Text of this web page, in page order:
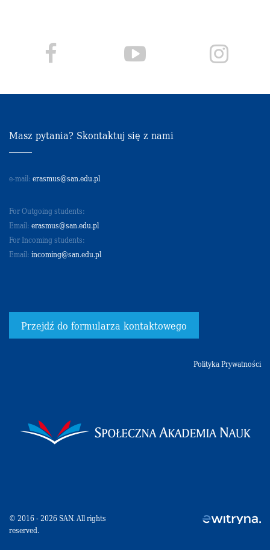
Masz pytania? Skontaktuj się z nami
e-mail: erasmus@san.edu.pl
For Outgoing students:
Email: erasmus@san.edu.pl
For Incoming students:
Email: incoming@san.edu.pl
Przejdź do formularza kontaktowego
Polityka Prywatności
© 2016 - 2026 SAN. All rights
reserved.